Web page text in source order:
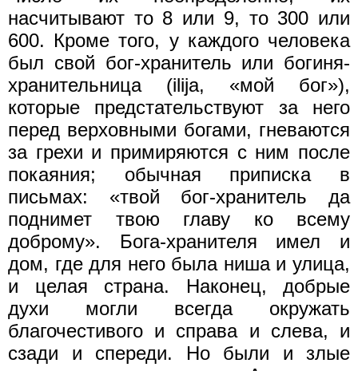
насчитывают то 8 или 9, то 300 или
600. Кроме того, у каждого человека
был свой бог-хранитель или богиня-
хранительница (ilija, «мой бог»),
которые предстательствуют за него
перед верховными богами, гневаются
за грехи и примиряются с ним после
покаяния; обычная приписка в
письмах: «твой бог-хранитель да
поднимет твою главу ко всему
доброму». Бога-хранителя имел и
дом, где для него была ниша и улица,
и целая страна. Наконец, добрые
духи могли всегда окружать
благочестивого и справа и слева, и
сзади и спереди. Но были и злые